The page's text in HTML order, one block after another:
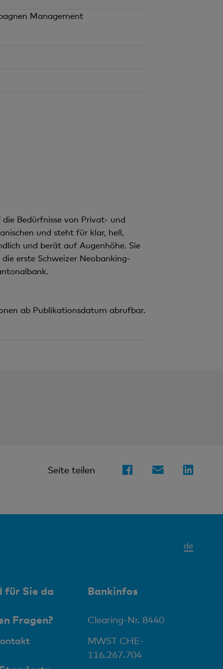
Management
Bedürfnisse von Privat- und
und steht für klar, hell,
und berät auf Augenhöhe. Sie
erste Schweizer Neobanking-
ab Publikationsdatum abrufbar.
Seite teilen
deAktives
für Sie da
Fragen?
Bankinfos
Clearing-Nr. 8440
MWST CHE-
116.267.704